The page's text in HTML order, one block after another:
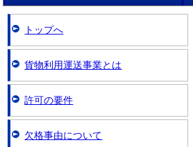
トップへ
貨物利用運送事業とは
許可の要件
欠格事由について